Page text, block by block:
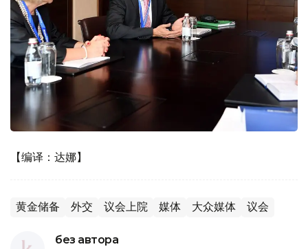
【编译：达娜】
黄金储备 外交 议会上院 媒体 大众媒体 议会
без автора